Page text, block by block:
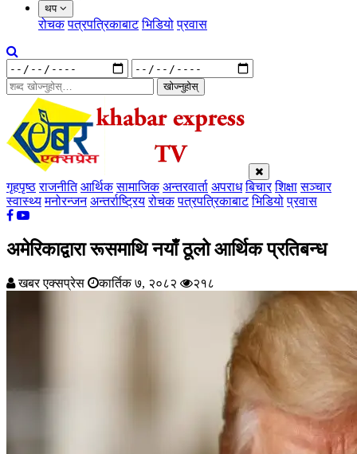
थप
रोचक पत्रपत्रिकाबाट भिडियो प्रवास
खोज्नुहोस्
गृहपृष्ठ राजनीति आर्थिक सामाजिक अन्तरवार्ता अपराध बिचार शिक्षा सञ्चार
स्वास्थ्य मनोरन्जन अन्तर्राष्ट्रिय रोचक पत्रपत्रिकाबाट भिडियो प्रवास
अमेरिकाद्वारा रूसमाथि नयाँ ठूलो आर्थिक प्रतिबन्ध
खबर एक्सप्रेस कार्तिक ७, २०८२ २१८